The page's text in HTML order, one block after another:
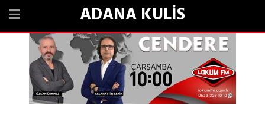
ADANA KULİS